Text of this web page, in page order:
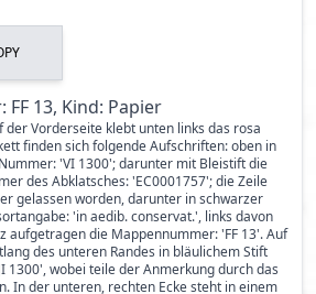
FF 13, Kind: Papier
der Vorderseite klebt unten links das rosa
finden sich folgende Aufschriften: oben in
'VI 1300'; darunter mit Bleistift die
des Abklatsches: 'EC0001757'; die Zeile
gelassen worden, darunter in schwarzer
'in aedib. conservat.', links davon
aufgetragen die Mappennummer: 'FF 13'. Auf
des unteren Randes in bläulichem Stift
1300', wobei teile der Anmerkung durch das
In der unteren, rechten Ecke steht in einem